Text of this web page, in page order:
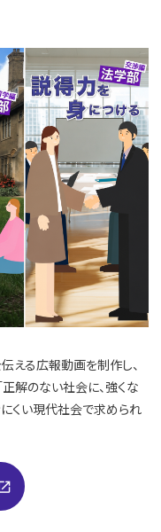
える広報動画を制作し、
解のない社会に、強くな
くい現代社会で求められ